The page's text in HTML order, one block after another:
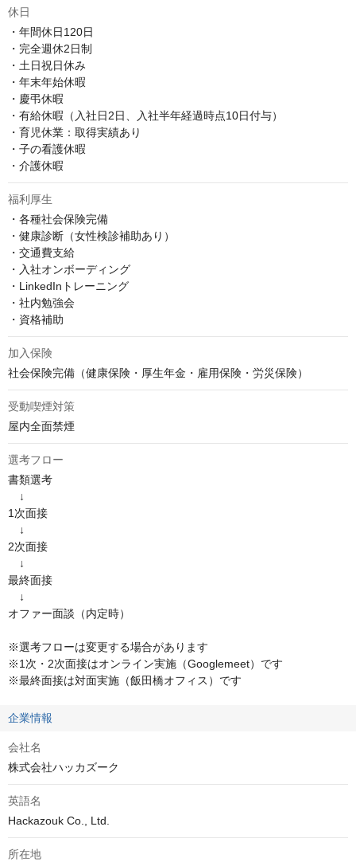
休日
・年間休日120日
・完全週休2日制
・土日祝日休み
・年末年始休暇
・慶弔休暇
・有給休暇（入社日2日、入社半年経過時点10日付与）
・育児休業：取得実績あり
・子の看護休暇
・介護休暇
福利厚生
・各種社会保険完備
・健康診断（女性検診補助あり）
・交通費支給
・入社オンボーディング
・LinkedInトレーニング
・社内勉強会
・資格補助
加入保険
社会保険完備（健康保険・厚生年金・雇用保険・労災保険）
受動喫煙対策
屋内全面禁煙
選考フロー
書類選考
↓
1次面接
↓
2次面接
↓
最終面接
↓
オファー面談（内定時）
※選考フローは変更する場合があります
※1次・2次面接はオンライン実施（Googlemeet）です
※最終面接は対面実施（飯田橋オフィス）です
企業情報
会社名
株式会社ハッカズーク
英語名
Hackazouk Co., Ltd.
所在地